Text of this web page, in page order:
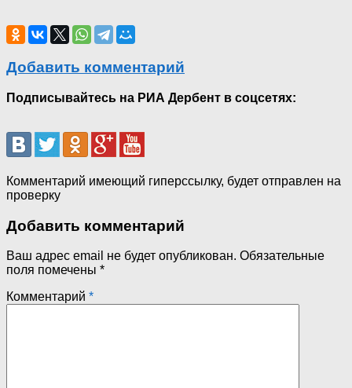
Добавить комментарий
Подписывайтесь на РИА Дербент в соцсетях:
Комментарий имеющий гиперссылку, будет отправлен на
проверку
Добавить комментарий
Ваш адрес email не будет опубликован. Обязательные
поля помечены *
Комментарий *